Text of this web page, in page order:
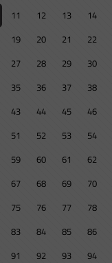
11 12 13 14
19 20 21 22
27 28 29 30
35 36 37 38
43 44 45 46
51 52 53 54
59 60 61 62
67 68 69 70
75 76 77 78
83 84 85 86
91 92 93 94